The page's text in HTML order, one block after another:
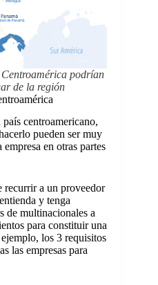
podrían
de la región
país centroamericano,
pueden ser muy
en otras partes
recurrir a un proveedor
y tenga
de multinacionales a
para constituir una
los 3 requisitos
las empresas para